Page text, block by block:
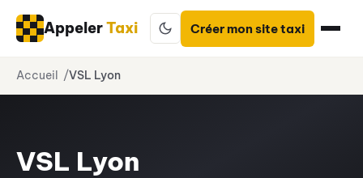
Aller
AppelerTaxi Créer mon site taxi
Accueil VSL Lyon
VSL Lyon